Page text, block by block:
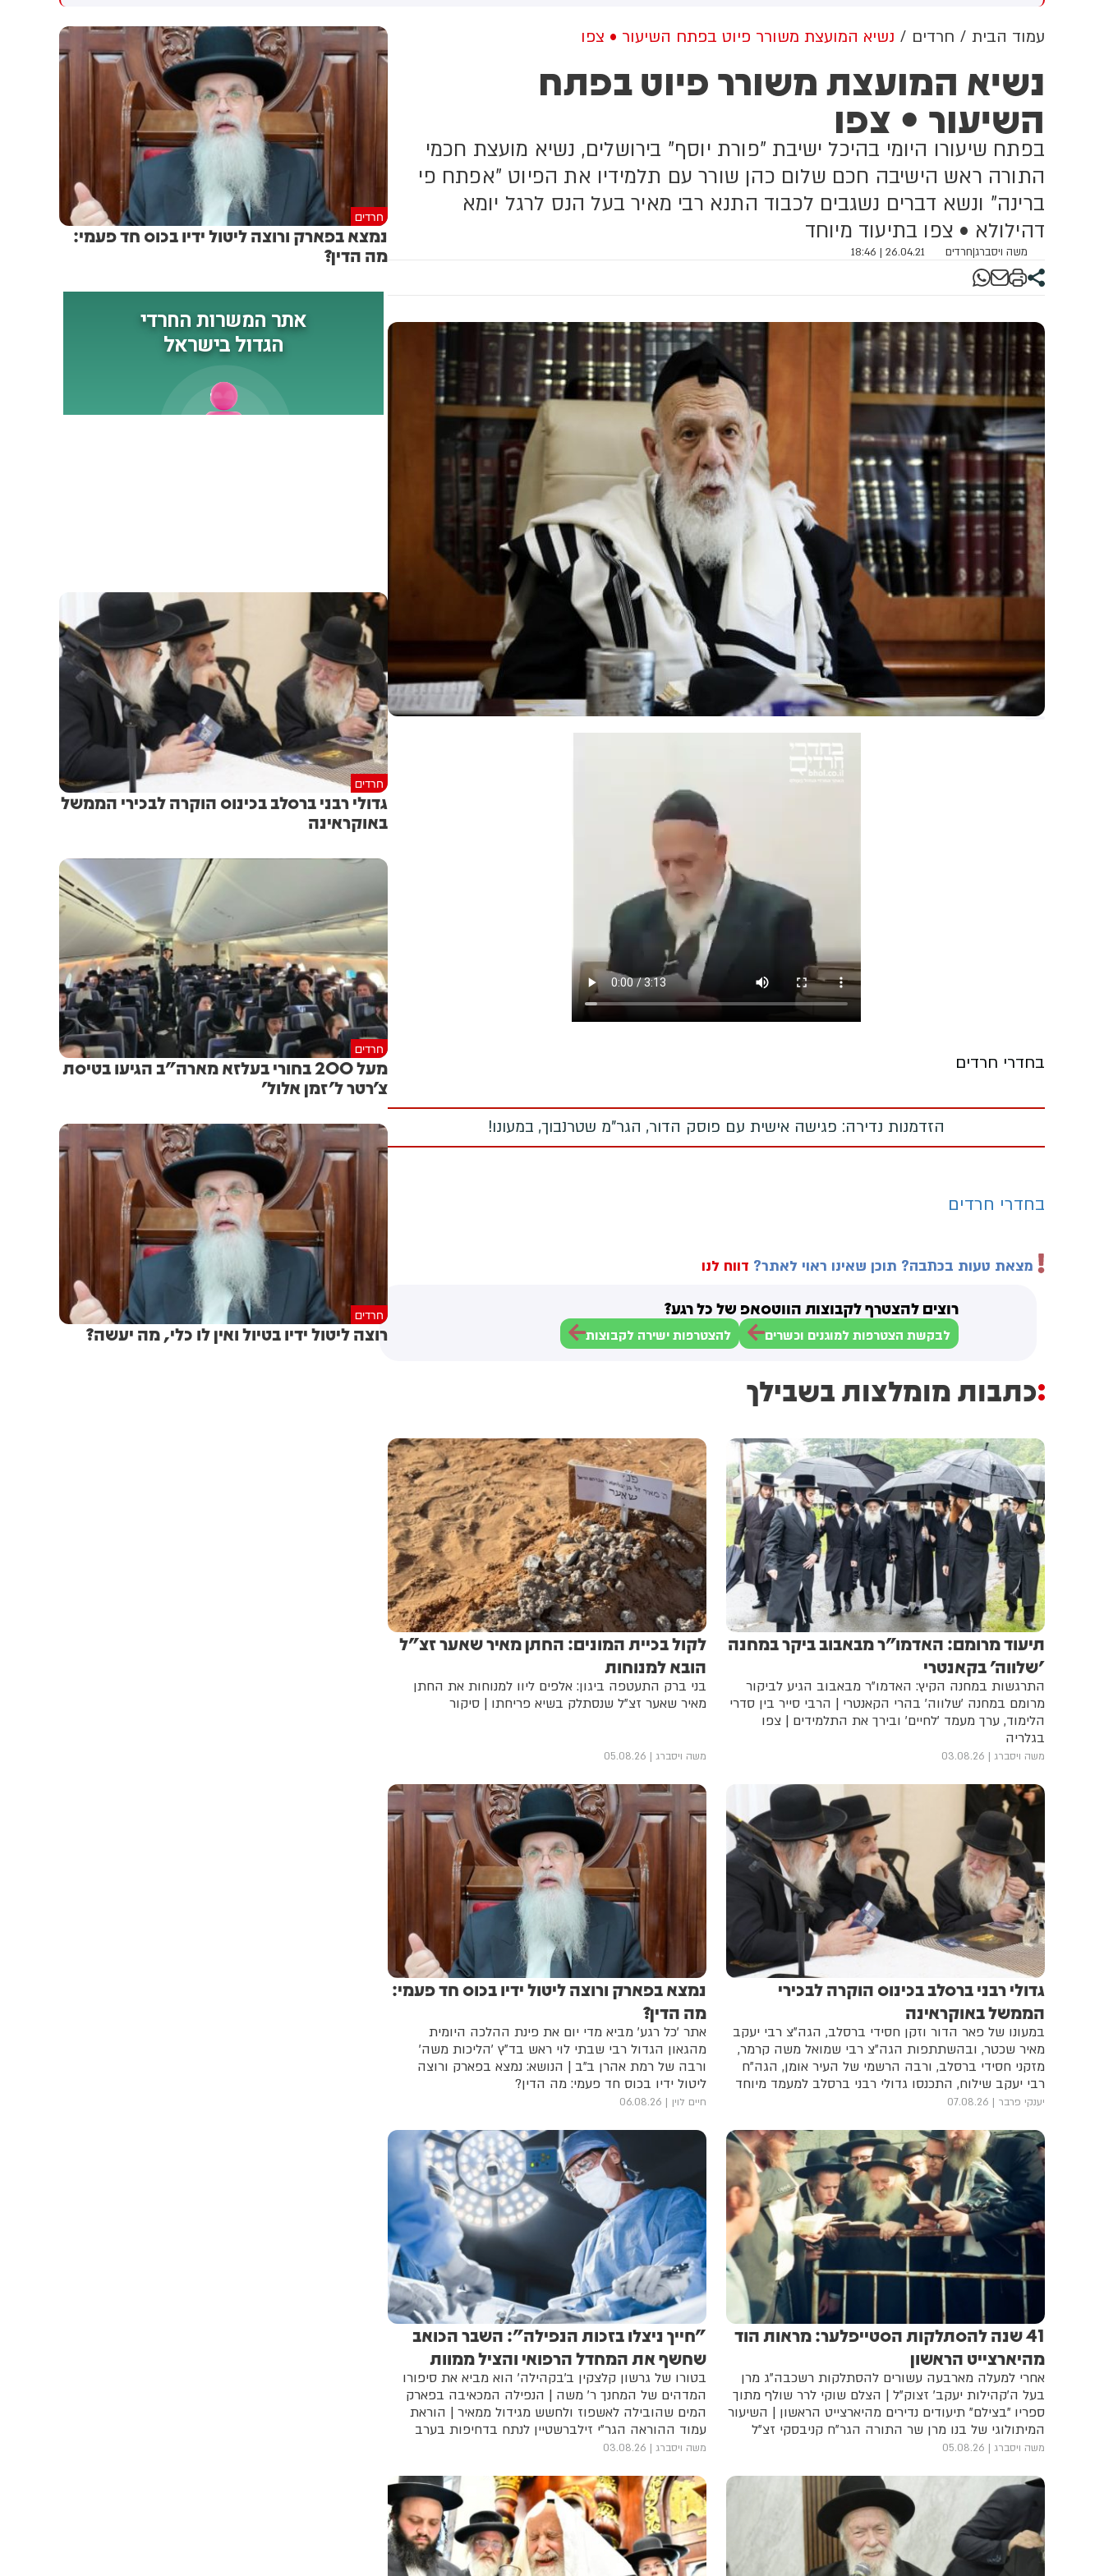
רפואי בזירה
עולה מניתוח חדש של
פוסטים זהים ב-X שותפו
בצרפתית, אנגלית וספרדית,
בטענה שיהודים הם שהציתו
במכוון את השריפות בצרפת,
ספרד ונורבגיה בטרה להרוויח
פוליטית או כלכלית מהמצב.
הבוקר בשכונת בקעה בירושלים
בזמן מעבר בהורמוז, שלושה
מהם במהלך השבוע
עמוד הבית חרדים נשיא המועצת משורר פיוט בפתח השיעור • צפו
נשיא המועצת משורר פיוט בפתח
השיעור • צפו
בפתח שיעורו היומי בהיכל ישיבת "פורת יוסף" בירושלים, נשיא מועצת חכמי
התורה ראש הישיבה חכם שלום כהן שורר עם תלמידיו את הפיוט "אפתח פי
ברינה" ונשא דברים נשגבים לכבוד התנא רבי מאיר בעל הנס לרגל יומא
דהילולא • צפו בתיעוד מיוחד
משה ויסברג|חרדים 26.04.21 | 18:46
בחדרי חרדים
הזדמנות נדירה: פגישה אישית עם פוסק הדור, הגר"מ שטרנבוך, במעונו!
בחדרי חרדים
מצאת טעות בכתבה? תוכן שאינו ראוי לאתר? דווח לנו
רוצים להצטרף לקבוצות הווטסאפ של כל רגע?
לבקשת הצטרפות למוגנים וכשרים להצטרפות ישירה לקבוצות
כתבות מומלצות בשבילך
תיעוד מרומם: האדמו"ר מבאבוב ביקר במחנה
'שלווה' בקאנטרי
התרגשות במחנה הקיץ: האדמו"ר מבאבוב הגיע לביקור
מרומם במחנה 'שלווה' בהרי הקאנטרי | הרבי סייר בין סדרי
הלימוד, ערך מעמד 'לחיים' ובירך את התלמידים | צפו
בגלריה
משה ויסברג 03.08.26
לקול בכיית המונים: החתן מאיר שאער זצ"ל
הובא למנוחות
בני ברק התעטפה ביגון: אלפים ליוו למנוחות את החתן
מאיר שאער זצ"ל שנסתלק בשיא פריחתו | סיקור
משה ויסברג 05.08.26
גדולי רבני ברסלב בכינוס הוקרה לבכירי
הממשל באוקראינה
במעונו של פאר הדור וזקן חסידי ברסלב, הגה"צ רבי יעקב
מאיר שכטר, ובהשתתפות הגה"צ רבי שמואל משה קרמר,
מזקני חסידי ברסלב, ורבה הרשמי של העיר אומן, הגה"ח
רבי יעקב שילוח, התכנסו גדולי רבני ברסלב למעמד מיוחד
ויוצא דופן • במהלך הכינוס ביקשו הרבנים לשלוח איגרת
הדתות ולראש המחוז • כל הפרטים על המעמד רב הרושם
יענקי פרבר 07.08.26
נמצא בפארק ורוצה ליטול ידיו בכוס חד פעמי:
מה הדין?
אתר 'כל רגע' מביא מדי יום את פינת ההלכה היומית
מהגאון הגדול רבי שבתי לוי ראש בד"ץ 'הליכות משה'
ורבה של רמת אהרן ב"ב | הנושא: נמצא בפארק ורוצה
ליטול ידיו בכוס חד פעמי: מה הדין?
חיים לוין 06.08.26
41 שנה להסתלקות הסטייפלער: מראות הוד
מהיארצייט הראשון
אחרי למעלה מארבעה עשורים להסתלקות רשכבה"ג מרן
בעל ה'קהילות יעקב' זצוק"ל | הצלם שוקי לרר שולף מתוך
ספריו "בצילם" תיעודים נדירים מהיארצייט הראשון | השיעור
המיתולוגי של בנו מרן שר התורה הגר"ח קניבסקי זצ"ל
בבית הכנסת לדרמן | המנהג הייחודי ליד הציון והדמויות
משה ויסברג 05.08.26
"חייך ניצלו בזכות הנפילה": השבר הכואב
שחשף את המחדל הרפואי והציל ממוות
בטורו של גרשון קלצקין ב'בקהילה' הוא מביא את סיפורו
המדהים של המחנך ר' משה | הנפילה המכאיבה בפארק
המים שהובילה לאשפוז ולחשש מגידול ממאיר | הוראת
עמוד ההוראה הגר"י זילברשטיין לנתח בדחיפות בערב
תשעה באב | הסיפור המלא
משה ויסברג 03.08.26
חרדים
נמצא בפארק ורוצה ליטול ידיו בכוס חד פעמי:
מה הדין?
חרדים
גדולי רבני ברסלב בכינוס הוקרה לבכירי הממשל
באוקראינה
חרדים
מעל 200 בחורי בעלזא מארה"ב הגיעו בטיסת
צ'רטר ל'זמן אלול'
חרדים
רוצה ליטול ידיו בטיול ואין לו כלי, מה יעשה?